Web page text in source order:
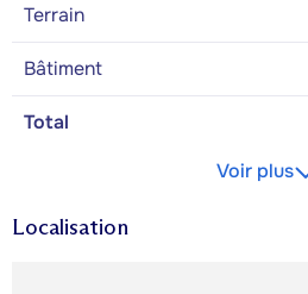
Terrain
Bâtiment
Total
Voir plus
Localisation